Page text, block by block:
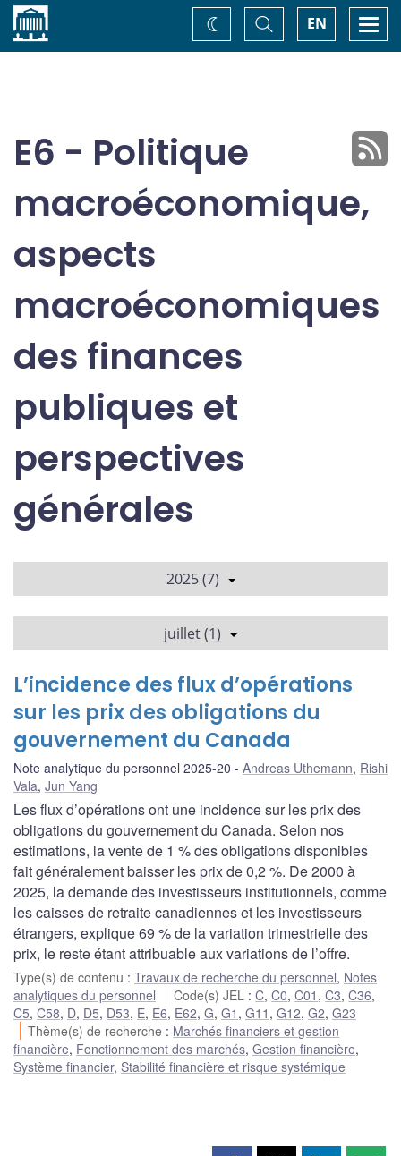
Accueil EN
Basculer
la
recherche
Changez
de
E6 - Politique
macroéconomique,
aspects
macroéconomiques
des finances
publiques et
perspectives
générales
2025 (7)
juillet (1)
L’incidence des flux d’opérations
sur les prix des obligations du
gouvernement du Canada
Note analytique du personnel 2025-20 Andreas Uthemann, Rishi
Vala, Jun Yang
Les flux d’opérations ont une incidence sur les prix des
obligations du gouvernement du Canada. Selon nos
estimations, la vente de 1 % des obligations disponibles
fait généralement baisser les prix de 0,2 %. De 2000 à
2025, la demande des investisseurs institutionnels, comme
les caisses de retraite canadiennes et les investisseurs
étrangers, explique 69 % de la variation trimestrielle des
prix, le reste étant attribuable aux variations de l’offre.
Type(s) de contenu : Travaux de recherche du personnel, Notes
analytiques du personnel
Code(s) JEL :C,C0,C01 ,C3,C36,
C5, C58, D, D5, D53, E, E6, E62, G, G1 , G11 , G12, G2, G23
Thème(s) de recherche : Marchés financiers et gestion
financière, Fonctionnement des marchés, Gestion financière,
Système financier, Stabilité financière et risque systémique